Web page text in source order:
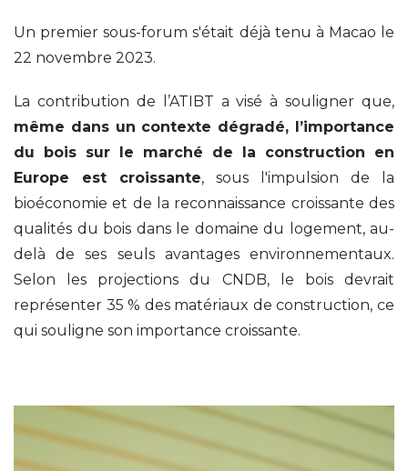
Un premier sous-forum s'était déjà tenu à Macao le
22 novembre 2023.
La contribution de l’ATIBT a visé à souligner que,
même dans un contexte dégradé, l’importance
du bois sur le marché de la construction en
Europe est croissante, sous l'impulsion de la
bioéconomie et de la reconnaissance croissante des
qualités du bois dans le domaine du logement, au-
delà de ses seuls avantages environnementaux.
Selon les projections du CNDB, le bois devrait
représenter 35 % des matériaux de construction, ce
qui souligne son importance croissante.